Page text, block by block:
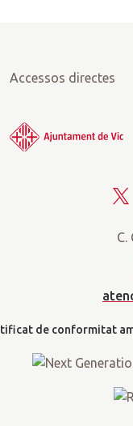
Accessos directes
C.